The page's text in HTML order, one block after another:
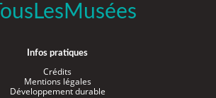
TousLesMusées
Infos pratiques
Crédits
Mentions légales
Développement durable